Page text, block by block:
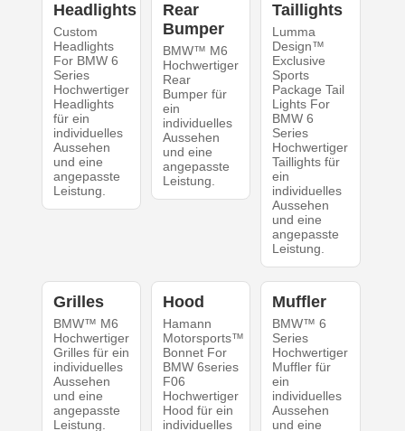
Headlights
Custom
Headlights
For BMW 6
Series
Hochwertiger
Headlights
für ein
individuelles
Aussehen
und eine
angepasste
Leistung.
Rear
Bumper
BMW™ M6
Hochwertiger
Rear
Bumper für
ein
individuelles
Aussehen
und eine
angepasste
Leistung.
Taillights
Lumma
Design™
Exclusive
Sports
Package Tail
Lights For
BMW 6
Series
Hochwertiger
Taillights für
ein
individuelles
Aussehen
und eine
angepasste
Leistung.
Grilles
BMW™ M6
Hochwertiger
Grilles für ein
individuelles
Aussehen
und eine
angepasste
Leistung.
Hood
Hamann
Motorsports™
Bonnet For
BMW 6series
F06
Hochwertiger
Hood für ein
individuelles
Muffler
BMW™ 6
Series
Hochwertiger
Muffler für
ein
individuelles
Aussehen
und eine